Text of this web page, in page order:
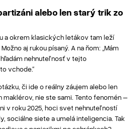
alebo len starý trik zo
a okrem klasických letákov tam leží
aj rukou písaný. A na ňom: „Mám
hľadám nehnuteľnosť v tejto
vchode.“
či ide o reálny záujem alebo len
nie ste sami. Tento fenomén –
v roku 2025, hoci svet nehnuteľností
sociálne siete a umelá inteligencia. Tak